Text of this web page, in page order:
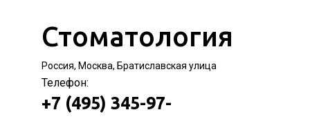
Стоматология
Россия, Москва, Братиславская улица
Телефон:
+7 (495) 345-97-